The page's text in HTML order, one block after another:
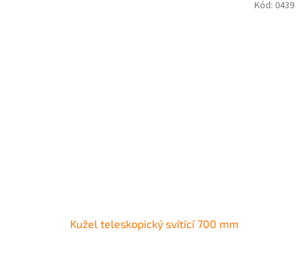
Kužel teleskopický svítící 700 mm
Kód: 0439